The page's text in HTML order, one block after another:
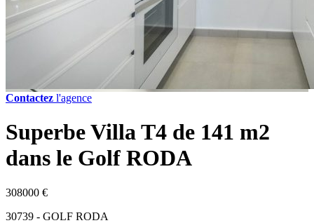
Contactez l'agence
Superbe Villa T4 de 141 m2
dans le Golf RODA
308000 €
30739 - GOLF RODA